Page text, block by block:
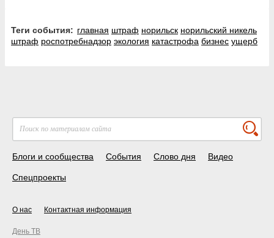
Теги события: главная штраф норильск норильский никель
штраф роспотребнадзор экология катастрофа бизнес ущерб
Блоги и сообщества События Слово дня Видео
Спецпроекты
О нас Контактная информация
День ТВ